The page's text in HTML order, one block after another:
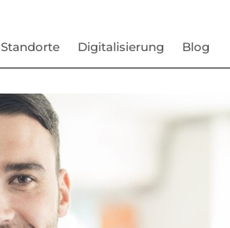
Standorte Digitalisierung Blog